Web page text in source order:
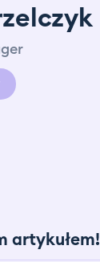
artykułem!